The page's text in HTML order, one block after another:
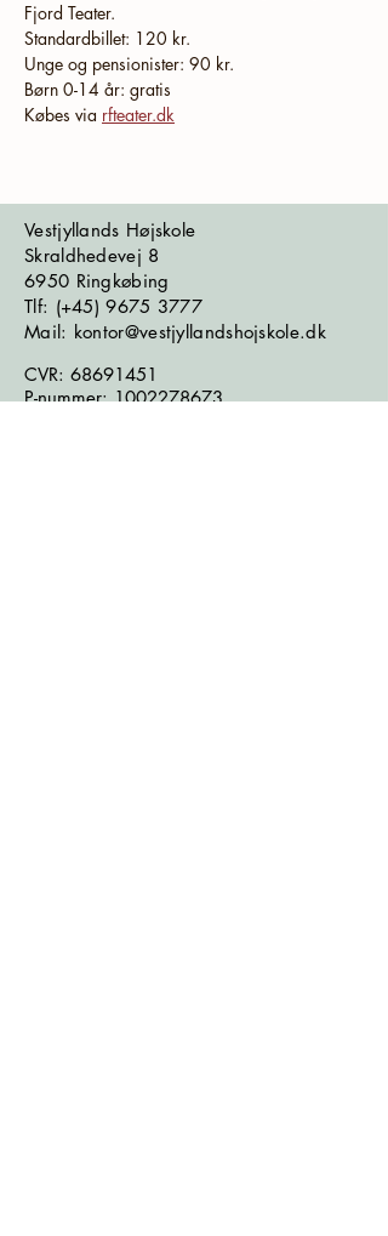
Fjord Teater.
Standardbillet: 120 kr.
Unge og pensionister: 90 kr.
Børn 0-14 år: gratis
Købes via rfteater.dk
Vestjyllands Højskole
Skraldhedevej 8
6950 Ringkøbing
​​​Tlf: (+45)9675 3777
Mail: kontor@vestjyllandshojskole.dk
CVR: 68691451
P-nummer:1002278673